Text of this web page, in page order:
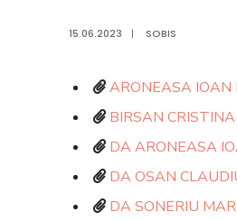
15.06.2023 | SOBIS
ARONEASA IOAN
BIRSAN
DA ARONEASA
DA OSAN
DA SONERIU